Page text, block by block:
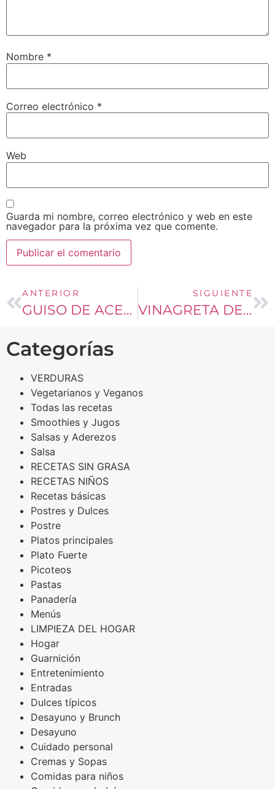
Nombre *
Correo electrónico *
Web
Guarda mi nombre, correo electrónico y web en este
navegador para la próxima vez que comente.
ANTERIOR
GUISO DE ACELGA CON PAPAS
SIGUIENTE
VINAGRETA DE ACETO BALSAMICO
Categorías
VERDURAS
Vegetarianos y Veganos
Todas las recetas
Smoothies y Jugos
Salsas y Aderezos
Salsa
RECETAS SIN GRASA
RECETAS NIÑOS
Recetas básicas
Postres y Dulces
Postre
Platos principales
Plato Fuerte
Picoteos
Pastas
Panadería
Menús
LIMPIEZA DEL HOGAR
Hogar
Guarnición
Entretenimiento
Entradas
Dulces típicos
Desayuno y Brunch
Desayuno
Cuidado personal
Cremas y Sopas
Comidas para niños